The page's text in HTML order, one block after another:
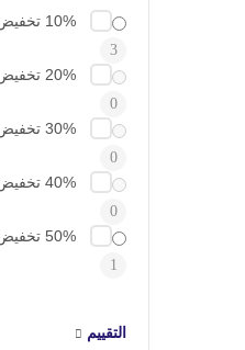
10% تخفيض أو أكثر
3
20% تخفيض أو أكثر
0
30% تخفيض أو أكثر
0
40% تخفيض أو أكثر
0
50% تخفيض أو أكثر
1
التقييم